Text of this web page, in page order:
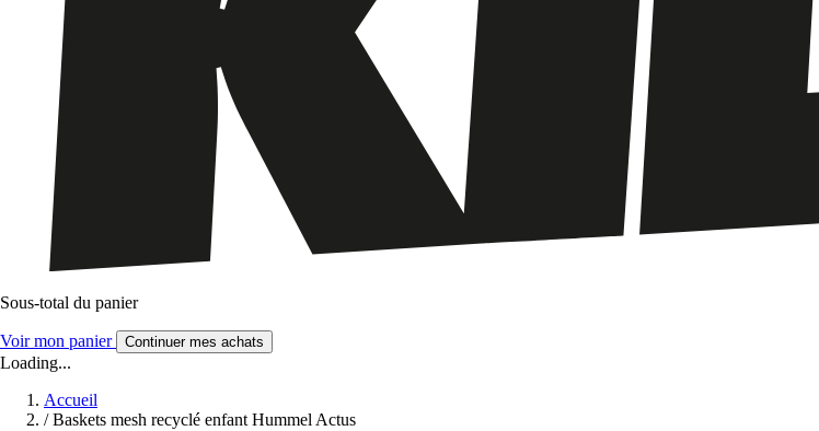
Sous-total du panier
Voir mon panier Continuer mes achats
Loading...
Accueil
/ Baskets mesh recyclé enfant Hummel Actus